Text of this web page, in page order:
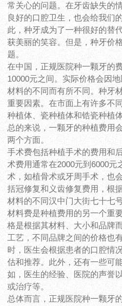
常关心的问题。在牙齿缺失的
良好的口腔卫生，也会给我们
此，种牙成为了一种很好的替
获美丽的笑容。但是，种牙价
题。
在中国，正规医院种一颗牙的
10000元之间。实际价格会因
材料的不同而有所不同。种牙
重要因素。在市面上有许多不
种植体、瓷种植体和锆瓷种植
总的来说，一颗牙的种植费用
两个方面。
手术费包括种植手术的费用和
术费用通常在2000元到6000元
术，如植骨术或牙周手术，也
括冠修复和义齿修复费用，根
材料的不同汉中门大街七十七
材料费是种植费用的另一个重
格是根据其材料、大小和品牌
工艺，不同品牌之间的价格也
时，医生会根据患者的口腔情
估和推荐。此外，还有一些可
如，医生的经验、医院的声誉
或治疗等。
总体而言，正规医院种一颗牙